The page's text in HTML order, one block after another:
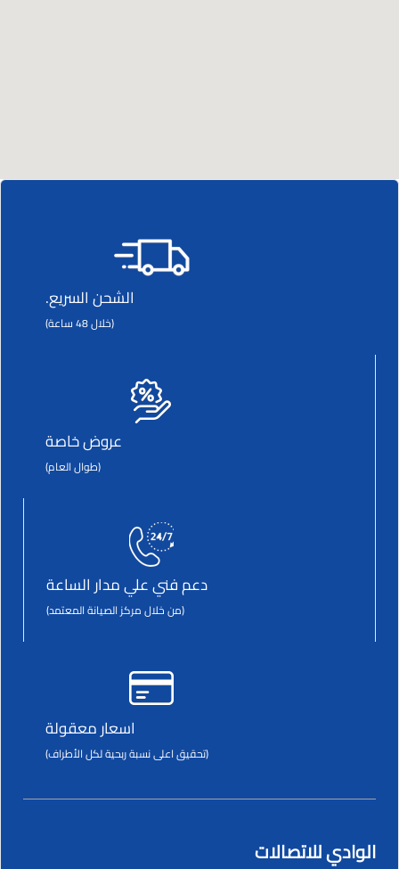
الشحن السريع.
(خلال 48 ساعة)
عروض خاصة
(طوال العام)
دعم فني علي مدار الساعة
(من خلال مركز الصيانة المعتمد)
اسعار معقولة
(تحقيق اعلى نسبة ربحية لكل الأطراف)
الوادي للاتصالات